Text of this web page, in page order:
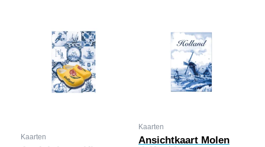
Kaarten
Kaarten
Ansichtkaart Molen